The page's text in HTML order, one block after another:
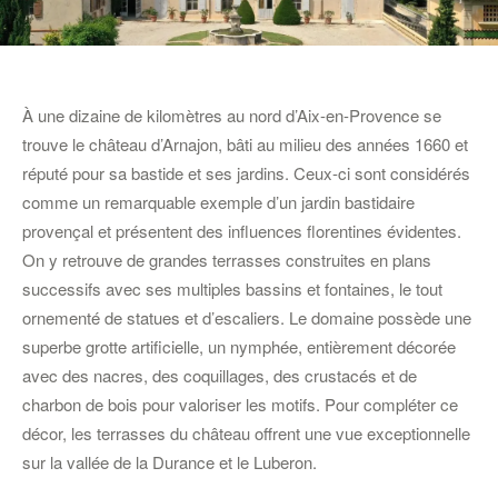
À une dizaine de kilomètres au nord d’Aix-en-Provence se
trouve le château d’Arnajon, bâti au milieu des années 1660 et
réputé pour sa bastide et ses jardins. Ceux-ci sont considérés
comme un remarquable exemple d’un jardin bastidaire
provençal et présentent des influences florentines évidentes.
On y retrouve de grandes terrasses construites en plans
successifs avec ses multiples bassins et fontaines, le tout
ornementé de statues et d’escaliers. Le domaine possède une
superbe grotte artificielle, un nymphée, entièrement décorée
avec des nacres, des coquillages, des crustacés et de
charbon de bois pour valoriser les motifs. Pour compléter ce
décor, les terrasses du château offrent une vue exceptionnelle
sur la vallée de la Durance et le Luberon.